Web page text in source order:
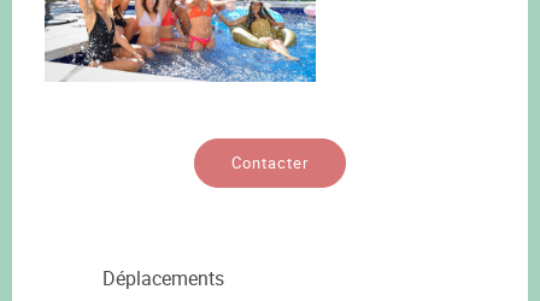
Contacter
Déplacements